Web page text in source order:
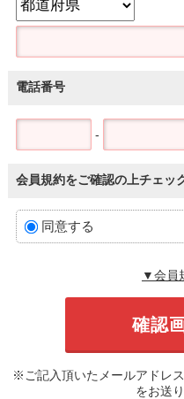
電話番号
-
会員規約をご確認の上チェッ
同意する
▼会員
※ご記入頂いたメールアドレ
をお送